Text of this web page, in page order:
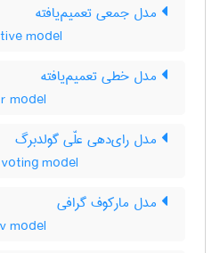
مدل جمعی تعمیم‌یافته
model
مدل خطی تعمیم‌یافته
model
مدل رای‌دهی علّی گولدبرگ
model
مدل مارکوف گرافی
model